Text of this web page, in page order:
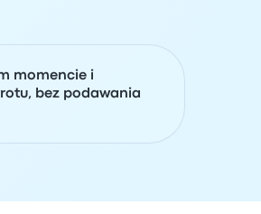
momencie i
bez podawania